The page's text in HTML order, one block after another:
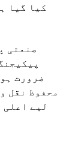
کیا گیا
صنعتی
ضرورت
محفوظ نقل
لیے اعلی